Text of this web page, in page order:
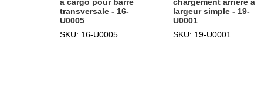
transversale - 16-
U0005
SKU: 16-U0005
largeur simple - 19-
U0001
SKU: 19-U0001